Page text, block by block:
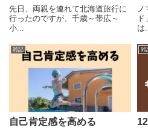
先日、両親を連れて北海道旅行に
行ったのですが、千歳～帯広～
小...
は...
雑記
自己肯定感を高める
雑